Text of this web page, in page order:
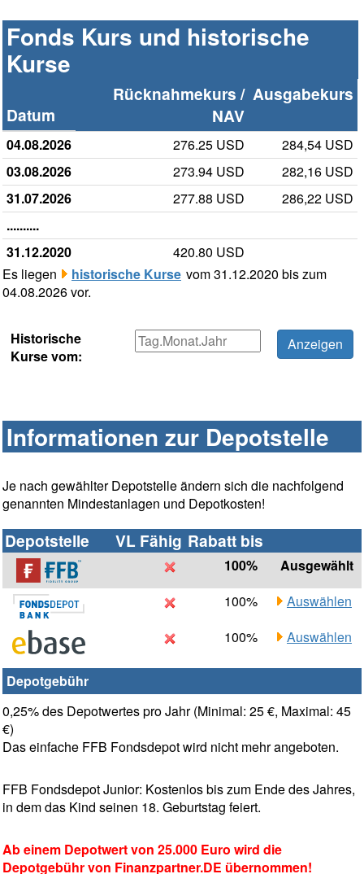
Fonds Kurs und historische
Kurse
Datum
Rücknahmekurs /
NAV
Ausgabekurs
04.08.2026 276.25 USD
284,54 USD
03.08.2026
273.94 USD
282,16 USD
31.07.2026
277.88 USD
286,22 USD
..........
31.12.2020
420.80 USD
Es liegen
historische Kurse vom 31.12.2020 bis zum
04.08.2026 vor.
Historische
Kurse vom:
Informationen zur Depotstelle
Je nach gewählter Depotstelle ändern sich die nachfolgend
genannten Mindestanlagen und Depotkosten!
Depotstelle VL Fähig Rabatt bis
100%
Ausgewählt
100%
Auswählen
100%
Auswählen
Depotgebühr
0,25% des Depotwertes pro Jahr (Minimal: 25 €, Maximal: 45
€)
Das einfache FFB Fondsdepot wird nicht mehr angeboten.
FFB Fondsdepot Junior: Kostenlos bis zum Ende des Jahres,
in dem das Kind seinen 18. Geburtstag feiert.
Ab einem Depotwert von 25.000 Euro wird die
Depotgebühr von Finanzpartner.DE übernommen!